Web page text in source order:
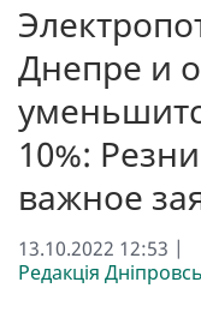
Днепре и
10%:
важное
13.10.2022 12:53 |
Редакція